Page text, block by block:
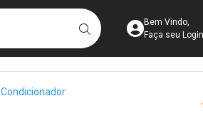
BUSCARAcesse
Bem Vindo,
Faça seu
Breadcrumb
Condicionador